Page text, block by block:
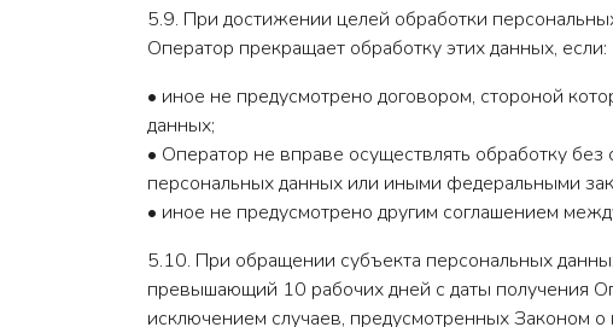
5.9. При достижении целей обработки
Оператор прекращает обработку этих данных, если:
• иное не предусмотрено договором, стороной
данных;
• Оператор не вправе осуществлять обработку
персональных данных или иными федеральными
• иное не предусмотрено другим соглашением
5.10. При обращении субъекта персональных
превышающий 10 рабочих дней с даты получения
исключением случаев, предусмотренных Законом